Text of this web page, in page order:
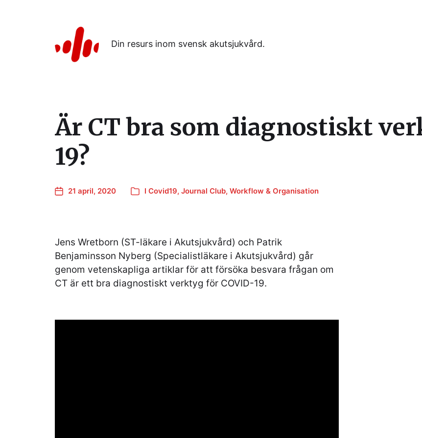
Din resurs inom svensk akutsjukvård.
Är CT bra som diagnostiskt
19?
21 april, 2020 I Covid19, Journal Club, Workflow & Organisation
Jens Wretborn (ST-läkare i Akutsjukvård) och Patrik
Benjaminsson Nyberg (Specialistläkare i Akutsjukvård) går
genom vetenskapliga artiklar för att försöka besvara frågan om
CT är ett bra diagnostiskt verktyg för COVID-19.